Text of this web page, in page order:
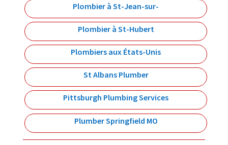
Plombier à St-Jean-sur-
Plombier à St-Hubert
Plombiers aux États-Unis
St Albans Plumber
Pittsburgh Plumbing Services
Plumber Springfield MO